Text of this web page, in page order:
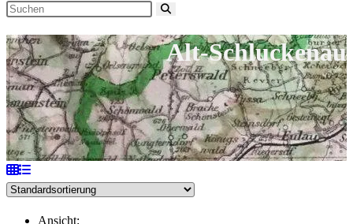
Diese
durchsuchen
Alt-Schluckenau
Ansicht: